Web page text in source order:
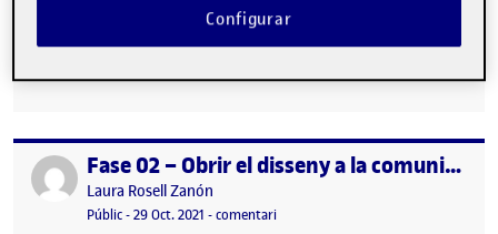
Data de publicació
-comentariel PAC 3. ETNOGRAFIA PEL DISSENY
Publicat per Fase 02 – Obrir el disseny a la comunitat: Compondre el kit de camp
Publicat per
Laura Rosell Zanón
Visibilitat:
Públic-Data de publicació
29 Oct. 2021 -comentariel Fase 02 – Obrir el disseny a la
Configurar